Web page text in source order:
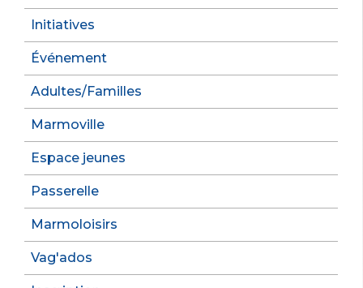
Initiatives
Événement
Adultes/Familles
Marmoville
Espace jeunes
Passerelle
Marmoloisirs
Vag'ados